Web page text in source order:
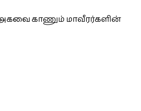
காணும் மாவீரர்களின்